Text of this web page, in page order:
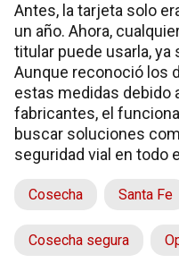
Antes, la tarjeta solo
un año. Ahora,
titular puede usarla,
Aunque reconoció los
estas medidas debido
fabricantes, el
buscar soluciones
seguridad vial en todo
Cosecha Santa Fe
Cosecha segura